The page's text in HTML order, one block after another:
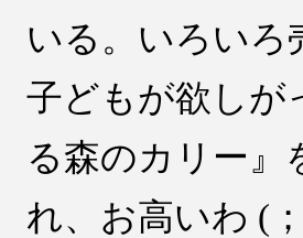
いる。いろいろ
子どもが欲しが
る森のカリー』
れ、お高いわ (